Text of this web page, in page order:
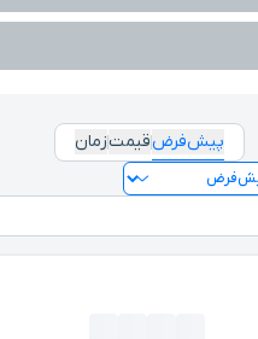
پیش‌فرضقیمتزمان